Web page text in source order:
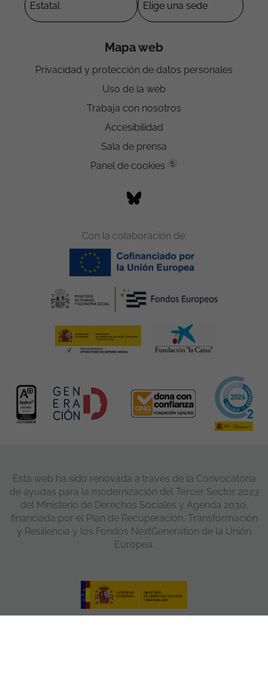
Mapa web
Privacidad y protección de datos personales
Uso de la web
Trabaja con nosotros
Accesibilidad
Sala de prensa
Panel de cookies
5
Con la colaboración de:
Esta web ha sido renovada a través de la Convocatoria
de ayudas para la modernización del Tercer Sector 2023
del Ministerio de Derechos Sociales y Agenda 2030,
financiada por el Plan de Recuperación, Transformación
y Resiliencia y los Fondos NextGeneration de la Unión
Europea.